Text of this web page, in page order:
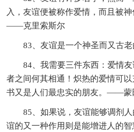
入，友谊便被称作爱情，而且被神
——克里索斯尔
83、友谊是一个神圣而又古
84、我需要三件东西：爱情
者之间何其相通！炽热的爱情可
书又是人们最忠实的朋友。——蒙
85、如果说，友谊能够调剂
谊的又一种作用则是能增进人的